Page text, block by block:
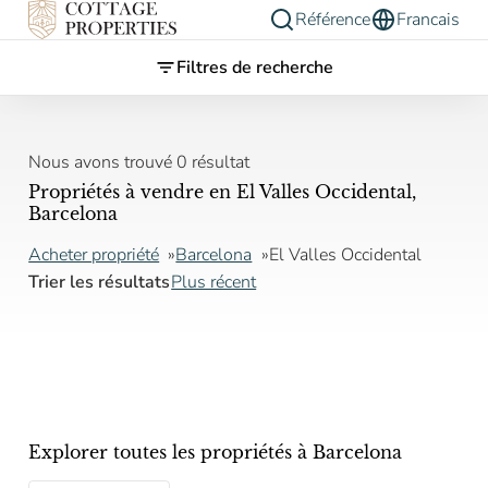
Référence
Francais
Filtres de recherche
Nous avons trouvé 0 résultat
Propriétés à vendre en El Valles Occidental,
Barcelona
Acheter propriété Barcelona
El Valles Occidental
Trier les résultatsPlus récent
Explorer toutes les propriétés à Barcelona